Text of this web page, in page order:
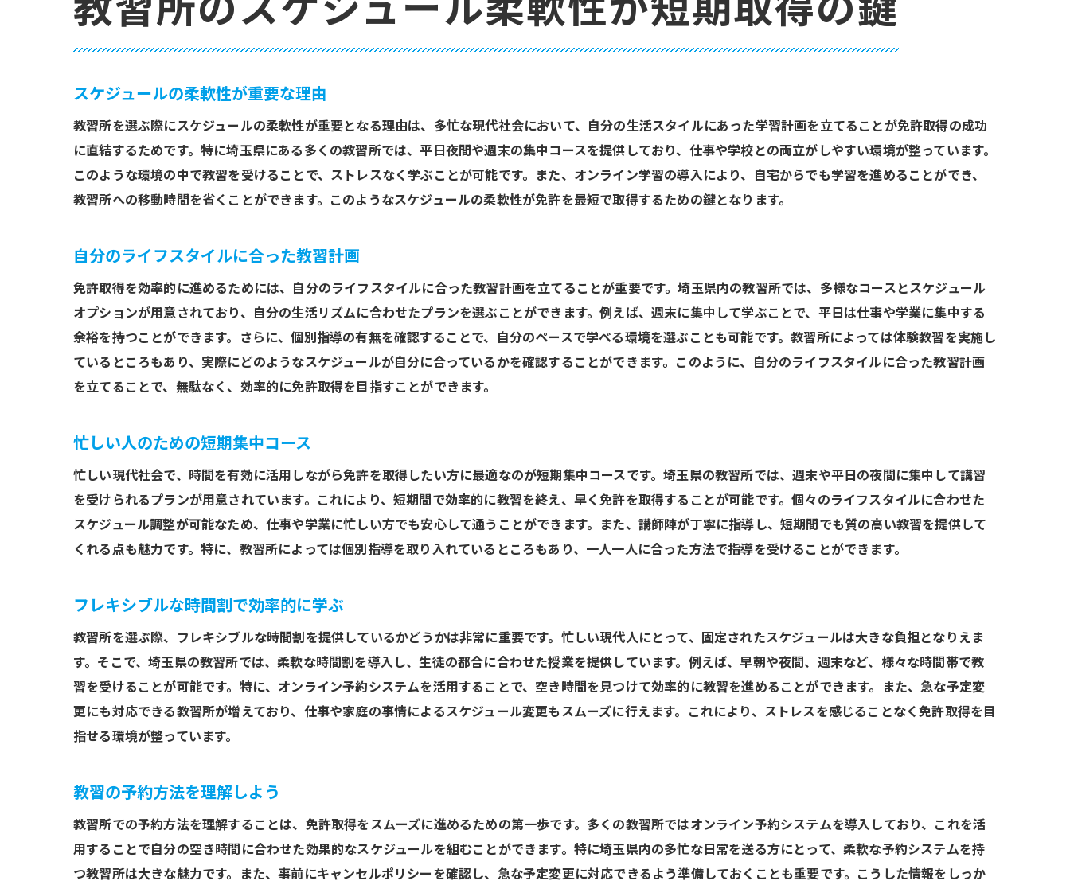
効率的なスケジュール管理法
充実した教習体験のためのポイント
ライフスタイルに合った教習所の選び方
成功した免許取得の事例を参考に
理想の教習所で学ぶ楽しさ
スケジュールの柔軟性が重要な理由
教習所を選ぶ際にスケジュールの柔軟性が重要となる理由は、多忙な現代社会において、自分の生活スタイルにあった学習計画を立てることが免許取得の成功
に直結するためです。特に埼玉県にある多くの教習所では、平日夜間や週末の集中コースを提供しており、仕事や学校との両立がしやすい環境が整っています。
このような環境の中で教習を受けることで、ストレスなく学ぶことが可能です。また、オンライン学習の導入により、自宅からでも学習を進めることができ、
教習所への移動時間を省くことができます。このようなスケジュールの柔軟性が免許を最短で取得するための鍵となります。
自分のライフスタイルに合った教習計画
免許取得を効率的に進めるためには、自分のライフスタイルに合った教習計画を立てることが重要です。埼玉県内の教習所では、多様なコースとスケジュール
オプションが用意されており、自分の生活リズムに合わせたプランを選ぶことができます。例えば、週末に集中して学ぶことで、平日は仕事や学業に集中する
余裕を持つことができます。さらに、個別指導の有無を確認することで、自分のペースで学べる環境を選ぶことも可能です。教習所によっては体験教習を実施し
ているところもあり、実際にどのようなスケジュールが自分に合っているかを確認することができます。このように、自分のライフスタイルに合った教習計画
を立てることで、無駄なく、効率的に免許取得を目指すことができます。
忙しい人のための短期集中コース
忙しい現代社会で、時間を有効に活用しながら免許を取得したい方に最適なのが短期集中コースです。埼玉県の教習所では、週末や平日の夜間に集中して講習
を受けられるプランが用意されています。これにより、短期間で効率的に教習を終え、早く免許を取得することが可能です。個々のライフスタイルに合わせた
スケジュール調整が可能なため、仕事や学業に忙しい方でも安心して通うことができます。また、講師陣が丁寧に指導し、短期間でも質の高い教習を提供して
くれる点も魅力です。特に、教習所によっては個別指導を取り入れているところもあり、一人一人に合った方法で指導を受けることができます。
フレキシブルな時間割で効率的に学ぶ
教習所を選ぶ際、フレキシブルな時間割を提供しているかどうかは非常に重要です。忙しい現代人にとって、固定されたスケジュールは大きな負担となりえま
す。そこで、埼玉県の教習所では、柔軟な時間割を導入し、生徒の都合に合わせた授業を提供しています。例えば、早朝や夜間、週末など、様々な時間帯で教
習を受けることが可能です。特に、オンライン予約システムを活用することで、空き時間を見つけて効率的に教習を進めることができます。また、急な予定変
更にも対応できる教習所が増えており、仕事や家庭の事情によるスケジュール変更もスムーズに行えます。これにより、ストレスを感じることなく免許取得を目
指せる環境が整っています。
教習の予約方法を理解しよう
教習所での予約方法を理解することは、免許取得をスムーズに進めるための第一歩です。多くの教習所ではオンライン予約システムを導入しており、これを活
用することで自分の空き時間に合わせた効果的なスケジュールを組むことができます。特に埼玉県内の多忙な日常を送る方にとって、柔軟な予約システムを持
つ教習所は大きな魅力です。また、事前にキャンセルポリシーを確認し、急な予定変更に対応できるよう準備しておくことも重要です。こうした情報をしっか